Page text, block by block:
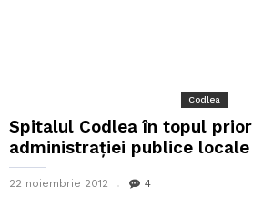
Codlea
Spitalul Codlea în topul
administrației publice locale
22 noiembrie 2012 4